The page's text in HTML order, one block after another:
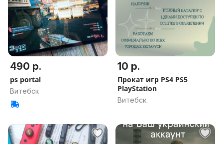
490 р.
ps portal
Витебск
10 р.
Прокат игр PS4 PS5
PlayStation
Витебск